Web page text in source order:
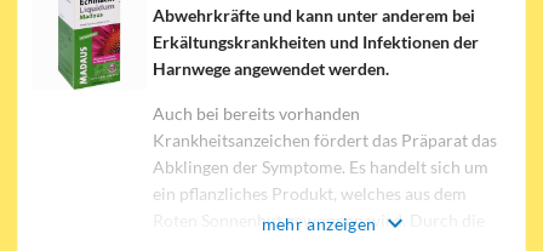
Abwehrkräfte und kann unter anderem bei
Erkältungskrankheiten und Infektionen der
Harnwege angewendet werden.
Auch bei bereits vorhanden
Krankheitsanzeichen fördert das Präparat das
Abklingen der Symptome. Es handelt sich um
ein pflanzliches Produkt, welches aus dem
Roten Sonnenhut gewonnen wird. Durch die
mehr anzeigen